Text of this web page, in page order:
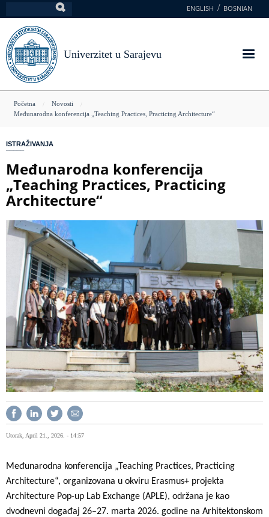
na
glavni
sadržaj
ENGLISH BOSNIAN
Univerzitet u Sarajevu
You
here
Početna
Novosti
Međunarodna konferencija „Teaching Practices, Practicing Architecture“
ISTRAŽIVANJA
Međunarodna konferencija
„Teaching Practices, Practicing
Architecture“
Utorak, April 21., 2026. - 14:57
Međunarodna konferencija „Teaching Practices, Practicing
Architecture“, organizovana u okviru Erasmus+ projekta
Architecture Pop-up Lab Exchange (APLE), održana je kao
dvodnevni događaj 26–27. marta 2026. godine na Arhitektonskom